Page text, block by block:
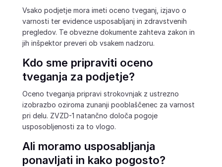
Vsako podjetje mora imeti oceno tveganj, izjavo o
varnosti ter evidence usposabljanj in zdravstvenih
pregledov. Te obvezne dokumente zahteva zakon in
jih inšpektor preveri ob vsakem nadzoru.
Kdo sme pripraviti oceno
tveganja za podjetje?
Oceno tveganja pripravi strokovnjak z ustrezno
izobrazbo oziroma zunanji pooblaščenec za varnost
pri delu. ZVZD-1 natančno določa pogoje
usposobljenosti za to vlogo.
Ali moramo usposabljanja
ponavljati in kako pogosto?